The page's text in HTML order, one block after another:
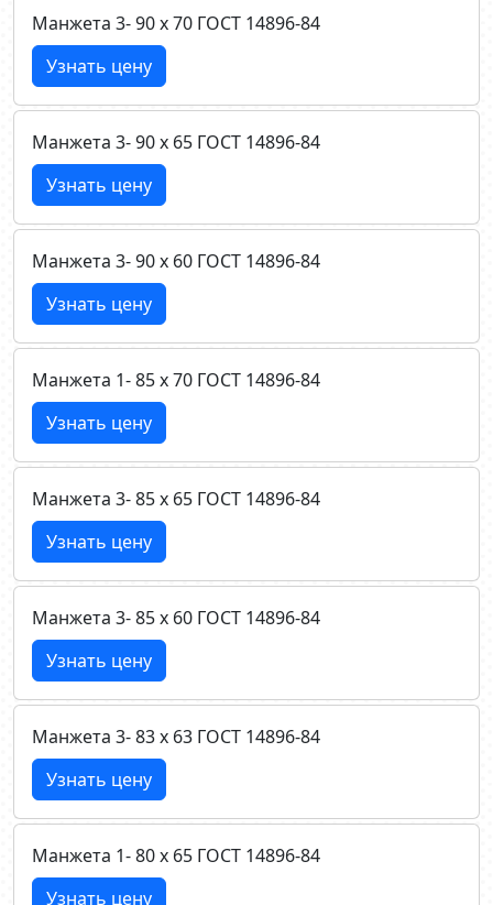
Манжета 3- 90 х 70 ГОСТ 14896-84
Узнать цену
Манжета 3- 90 х 65 ГОСТ 14896-84
Узнать цену
Манжета 3- 90 х 60 ГОСТ 14896-84
Узнать цену
Манжета 1- 85 х 70 ГОСТ 14896-84
Узнать цену
Манжета 3- 85 х 65 ГОСТ 14896-84
Узнать цену
Манжета 3- 85 х 60 ГОСТ 14896-84
Узнать цену
Манжета 3- 83 х 63 ГОСТ 14896-84
Узнать цену
Манжета 1- 80 х 65 ГОСТ 14896-84
Узнать цену